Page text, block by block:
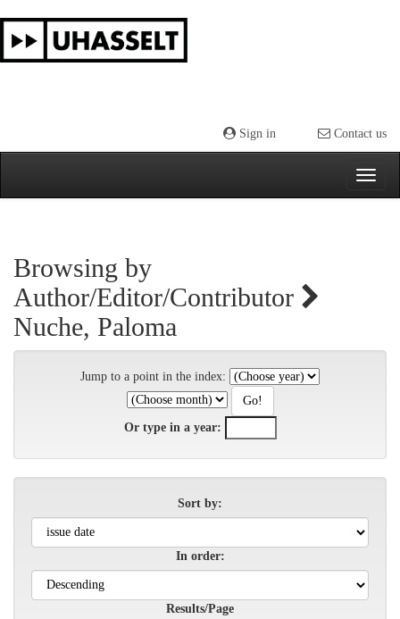
navigation
Sign in Contact us
Browsing by
Author/Editor/Contributor
Nuche, Paloma
Jump to a point in the index:
Or type in a year:
Sort by:
In order:
Results/Page